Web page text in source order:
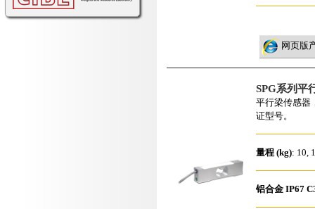
网页版
SPG系列平
平行梁传感器
证型号。
量程 (kg): 10,
铝合金 IP67